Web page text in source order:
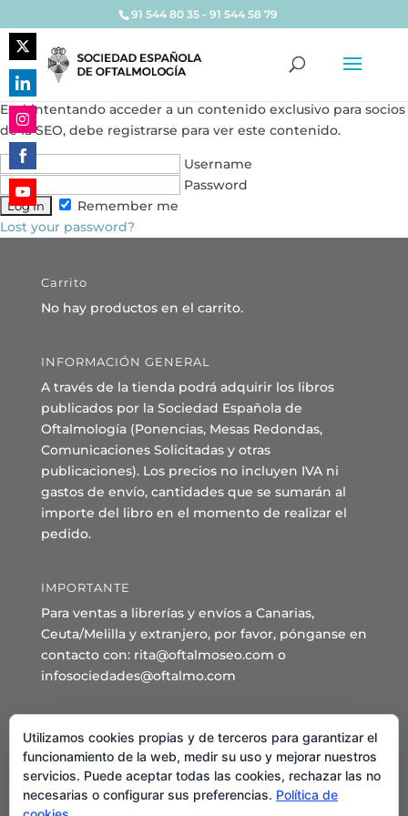
91 544 80 35 - 91 544 58 79
Está intentando acceder a un contenido exclusivo para socios
de la SEO, debe registrarse para ver este contenido.
Username
Password
Remember me
Lost your password?
Carrito
No hay productos en el carrito.
INFORMACIÓN GENERAL
A través de la tienda podrá adquirir los libros
publicados por la Sociedad Española de
Oftalmología (Ponencias, Mesas Redondas,
Comunicaciones Solicitadas y otras
publicaciones). Los precios no incluyen IVA ni
gastos de envío, cantidades que se sumarán al
importe del libro en el momento de realizar el
pedido.
IMPORTANTE
Para ventas a librerías y envíos a Canarias,
Ceuta/Melilla y extranjero, por favor, pónganse en
contacto con: rita@oftalmoseo.com o
infosociedades@oftalmo.com
Sede Administrativa y Secretaría General
C/ Arcipreste de Hita 14 – 1º Derecha.
28015 – Madrid
Teléfono: 91 544 80 35 - 91 544 58 79
Share
on
Twitter
Share
on
LinkedIn
Share
on
Instagram
Share
on
Facebook
Share
on
Utilizamos cookies propias y de terceros para garantizar el
funcionamiento de la web, medir su uso y mejorar nuestros
servicios. Puede aceptar todas las cookies, rechazar las no
necesarias o configurar sus preferencias. Política de